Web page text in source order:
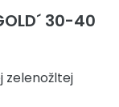
30-40
zelenožltej